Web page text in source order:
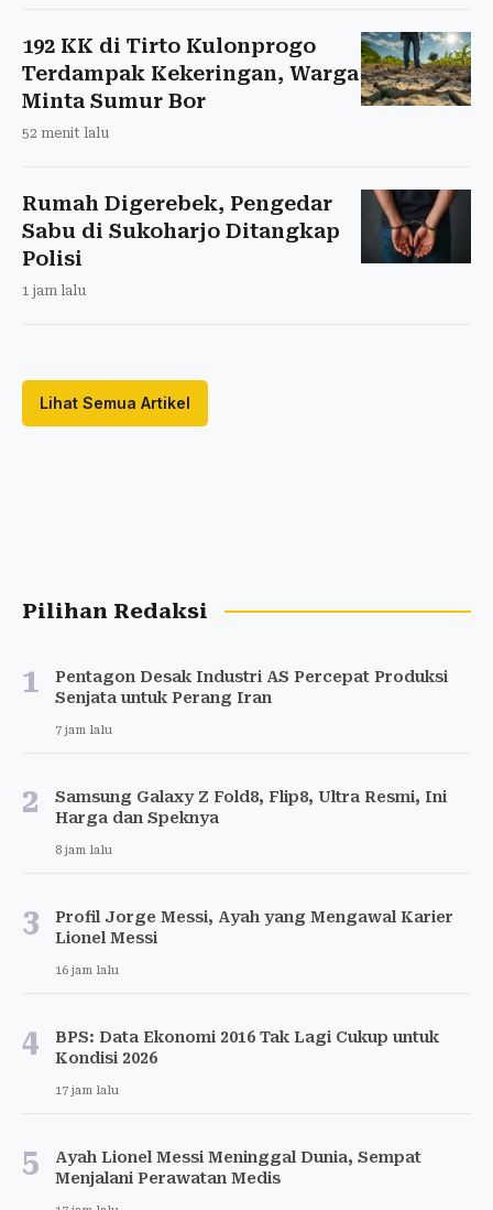
192 KK di Tirto Kulonprogo
Terdampak Kekeringan, Warga
Minta Sumur Bor
52 menit lalu
Rumah Digerebek, Pengedar
Sabu di Sukoharjo Ditangkap
Polisi
1 jam lalu
Lihat Semua Artikel
Pilihan Redaksi
1
Pentagon Desak Industri AS Percepat Produksi
Senjata untuk Perang Iran
7 jam lalu
2
Samsung Galaxy Z Fold8, Flip8, Ultra Resmi, Ini
Harga dan Speknya
8 jam lalu
3
Profil Jorge Messi, Ayah yang Mengawal Karier
Lionel Messi
16 jam lalu
4
BPS: Data Ekonomi 2016 Tak Lagi Cukup untuk
Kondisi 2026
17 jam lalu
5
Ayah Lionel Messi Meninggal Dunia, Sempat
Menjalani Perawatan Medis